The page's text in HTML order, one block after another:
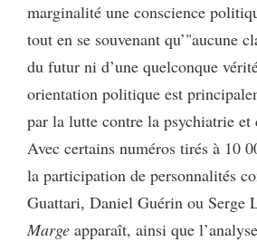
marginalité une conscience
tout en se souvenant qu’"aucune
du futur ni d’une quelconque
orientation politique est
par la lutte contre la psychiatrie et
Avec certains numéros tirés à 10
la participation de personnalités
Guattari, Daniel Guérin ou Serge
Marge apparaît, ainsi que